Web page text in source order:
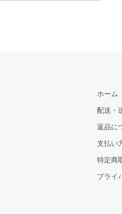
ホーム
配送・
返品に
支払い
特定商
プライ